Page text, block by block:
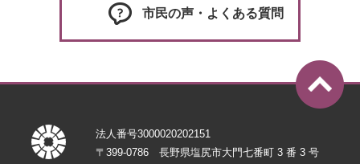
市民の声・よくある質問
法人番号3000020202151
〒399-0786 長野県塩尻市大門七番町 3 番 3 号